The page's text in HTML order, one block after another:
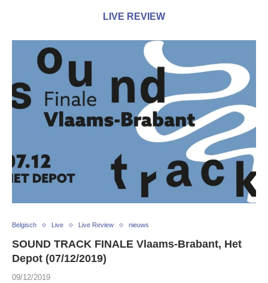
LIVE REVIEW
Belgisch Live Live Review nieuws
SOUND TRACK FINALE Vlaams-Brabant, Het
Depot (07/12/2019)
09/12/2019